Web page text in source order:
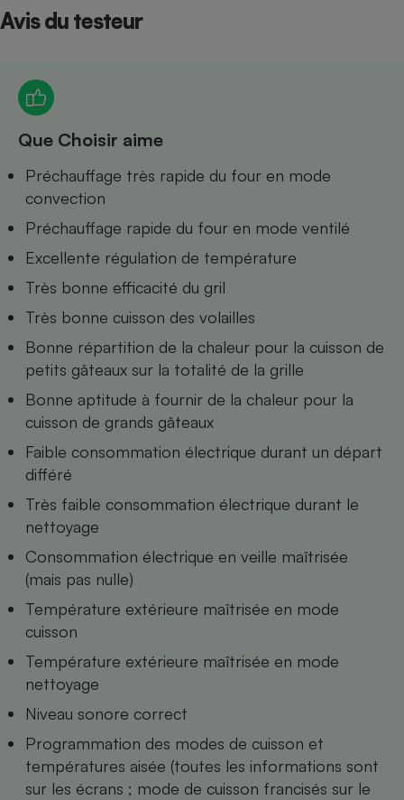
Avis du testeur
Que Choisir aime
Préchauffage très rapide du four en mode
convection
Préchauffage rapide du four en mode ventilé
Excellente régulation de température
Très bonne efficacité du gril
Très bonne cuisson des volailles
Bonne répartition de la chaleur pour la cuisson de
petits gâteaux sur la totalité de la grille
Bonne aptitude à fournir de la chaleur pour la
cuisson de grands gâteaux
Faible consommation électrique durant un départ
différé
Très faible consommation électrique durant le
nettoyage
Consommation électrique en veille maîtrisée
(mais pas nulle)
Température extérieure maîtrisée en mode
cuisson
Température extérieure maîtrisée en mode
nettoyage
Niveau sonore correct
Programmation des modes de cuisson et
températures aisée (toutes les informations sont
sur les écrans ; mode de cuisson francisés sur le
Lave-linge
Plaque de cuisson à
induction
Ventilateur
Téléviseur
Téléphone mobile -
Antivirus
Matelas
Radiateur électrique
Ventilateur
Antimoustique